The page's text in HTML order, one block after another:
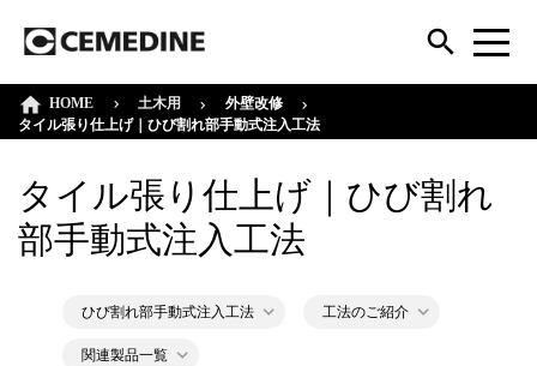
HOME 土木用
外壁改修
タイル張り仕上げ｜ひび割れ部手動式注入工法
タイル張り仕上げ｜ひび割れ
部手動式注入工法
ひび割れ部手動式注入工法 工法のご紹介
関連製品一覧